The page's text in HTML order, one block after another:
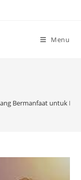
Menu
Bermanfaat untuk